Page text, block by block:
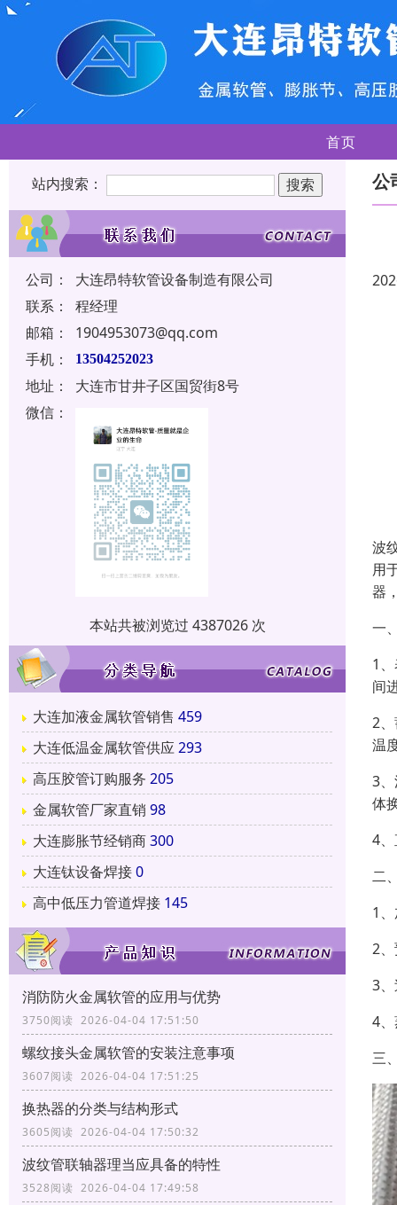
首页
站内搜索：
公司：
大连昂特软管设备制造有限公司
联系：
程经理
邮箱：
1904953073@qq.com
手机：
13504252023
地址：
大连市甘井子区国贸街8号
微信：
本站共被浏览过 4387026 次
大连加液金属软管销售 459
大连低温金属软管供应293
高压胶管订购服务 205
金属软管厂家直销 98
大连膨胀节经销商300
大连钛设备焊接0
高中低压力管道焊接 145
消防防火金属软管的应用与优势
3750阅读 2026-04-04 17:51:50
螺纹接头金属软管的安装注意事项
3607阅读 2026-04-04 17:51:25
换热器的分类与结构形式
3605阅读 2026-04-04 17:50:32
波纹管联轴器理当应具备的特性
3528阅读 2026-04-04 17:49:58
公
波
用
器
一
1
间
2
温
3
体
4
二
1
2
3
4
三